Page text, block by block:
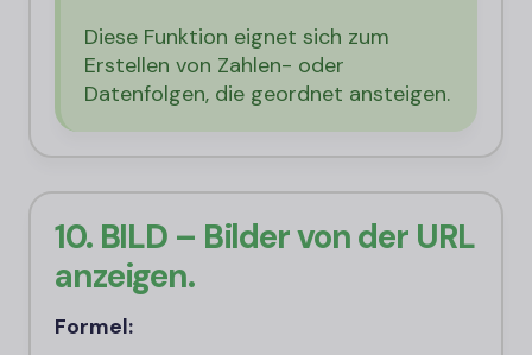
Diese Funktion eignet sich zum
Erstellen von Zahlen- oder
Datenfolgen, die geordnet ansteigen.
10. BILD – Bilder von der URL
anzeigen.
Formel: